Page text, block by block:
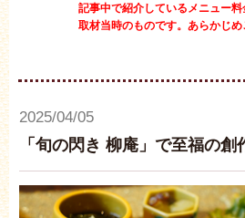
記事中で紹介しているメニュー
取材当時のものです。あらかじめ
2025/04/05
「旬の閃き 柳庵」で至福の